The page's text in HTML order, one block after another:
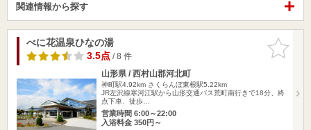
関連情報から探す
お気に入
りに追加
べに花温泉ひなの湯
3.5点/ 8 件
山形県 / 西村山郡河北町
神町駅4.92km さくらんぼ東根駅5.22km
JR左沢線寒河江駅から山形交通バス荒町南行きで18分、終
点下車、徒歩…
営業時間 6:00～22:00
入浴料金 350円～